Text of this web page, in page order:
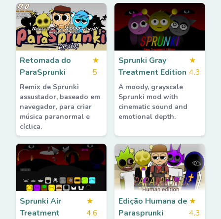
Retomada do
ParaSprunki
★
5
Remix de Sprunki
assustador, baseado em
navegador, para criar
música paranormal e
cíclica.
Sprunki Gray
Treatment Edition
★
4.3
A moody, grayscale
Sprunki mod with
cinematic sound and
emotional depth.
Sprunki Air
Treatment
★
4.6
Edição Humana de
Parasprunki
★
4.3